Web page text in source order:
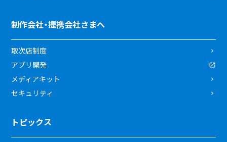
制作会社・提携会社さまへ
取次店制度
アプリ開発
メディアキット
セキュリティ
トピックス